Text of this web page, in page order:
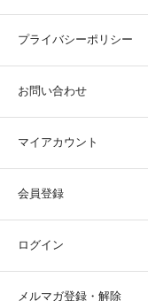
プライバシーポリシー
お問い合わせ
マイアカウント
会員登録
ログイン
メルマガ登録・解除